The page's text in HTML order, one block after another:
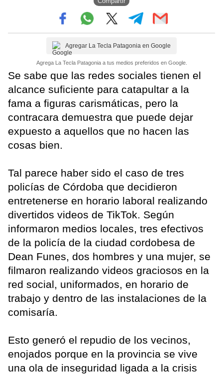
Agregar La Tecla Patagonia en Google
Agrega La Tecla Patagonia a tus medios preferidos en Google.
Se sabe que las redes sociales tienen el
alcance suficiente para catapultar a la
fama a figuras carismáticas, pero la
contracara demuestra que puede dejar
expuesto a aquellos que no hacen las
cosas bien.
Tal parece haber sido el caso de tres
policías de Córdoba que decidieron
entretenerse en horario laboral realizando
divertidos videos de TikTok. Según
informaron medios locales, tres efectivos
de la policía de la ciudad cordobesa de
Dean Funes, dos hombres y una mujer, se
filmaron realizando videos graciosos en la
red social, uniformados, en horario de
trabajo y dentro de las instalaciones de la
comisaría.
Esto generó el repudio de los vecinos,
enojados porque en la provincia se vive
una ola de inseguridad ligada a la crisis